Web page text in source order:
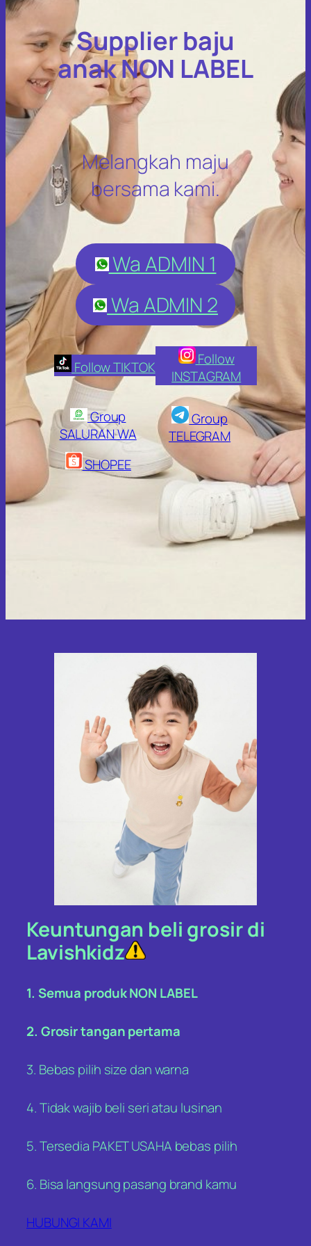
Supplier baju
anak NON LABEL
Melangkah maju
bersama kami.
Wa ADMIN 1
Wa ADMIN 2
Follow TIKTOK
Follow
INSTAGRAM
Group
SALURAN WA
Group
TELEGRAM
SHOPEE
Keuntungan beli grosir di
Lavishkidz
1. Semua produk NON LABEL
2. Grosir tangan pertama
3. Bebas pilih size dan warna
4. Tidak wajib beli seri atau lusinan
5. Tersedia PAKET USAHA bebas pilih
6. Bisa langsung pasang brand kamu
HUBUNGI KAMI